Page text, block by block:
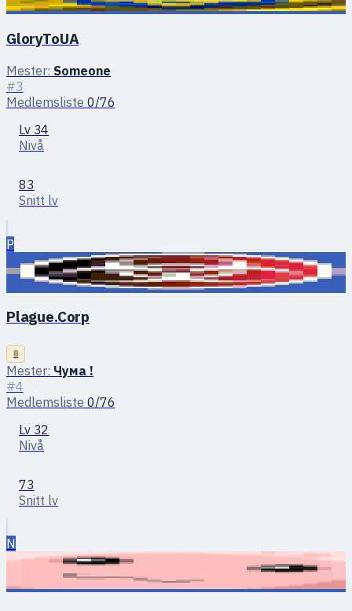
GloryToUA
Mester: Someone
#3
Medlemsliste 0/76
Lv 34
Nivå
83
Snitt lv
P
Plague.Corp
8
Mester: Чума !
#4
Medlemsliste 0/76
Lv 32
Nivå
73
Snitt lv
N